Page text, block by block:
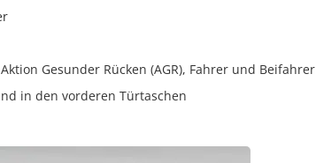
Gesunder Rücken (AGR), Fahrer und Beifahrer
in den vorderen Türtaschen